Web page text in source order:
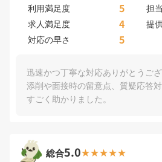
利用満足度 5 担
求人満足度 4 提
対応の早さ 5
迅速かつ丁寧な対応ありがとうご
添削や面接時の留意点、質疑応答
すごく助かりました。
総合5.0